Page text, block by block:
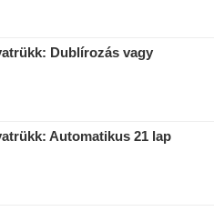
Dublírozás vagy
Automatikus 21 lap